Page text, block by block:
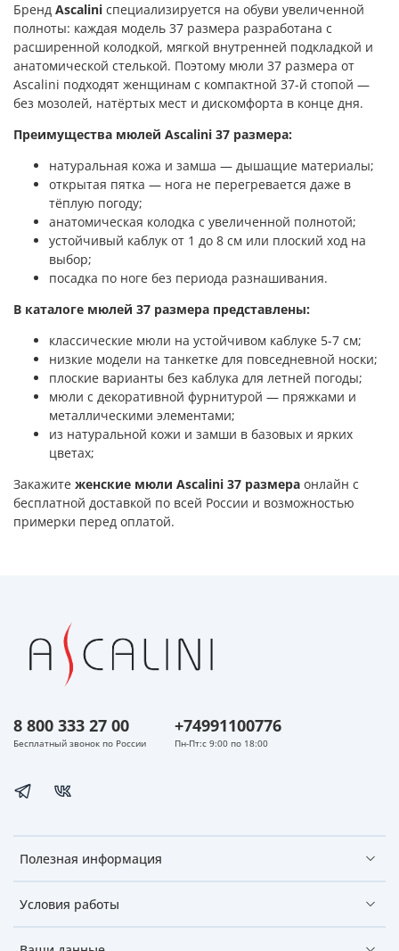
Бренд Ascalini специализируется на обуви увеличенной
полноты: каждая модель 37 размера разработана с
расширенной колодкой, мягкой внутренней подкладкой и
анатомической стелькой. Поэтому мюли 37 размера от
Ascalini подходят женщинам с компактной 37-й стопой —
без мозолей, натёртых мест и дискомфорта в конце дня.
Преимущества мюлей Ascalini 37 размера:
натуральная кожа и замша — дышащие материалы;
открытая пятка — нога не перегревается даже в
тёплую погоду;
анатомическая колодка с увеличенной полнотой;
устойчивый каблук от 1 до 8 см или плоский ход на
выбор;
посадка по ноге без периода разнашивания.
В каталоге мюлей 37 размера представлены:
классические мюли на устойчивом каблуке 5-7 см;
низкие модели на танкетке для повседневной носки;
плоские варианты без каблука для летней погоды;
мюли с декоративной фурнитурой — пряжками и
металлическими элементами;
из натуральной кожи и замши в базовых и ярких
цветах;
Закажите женские мюли Ascalini 37 размера онлайн с
бесплатной доставкой по всей России и возможностью
примерки перед оплатой.
Полезная информация
Условия работы
8 800 333 27 00
Бесплатный звонок по России
+74991100776
Пн-Пт:с 9:00 по 18:00